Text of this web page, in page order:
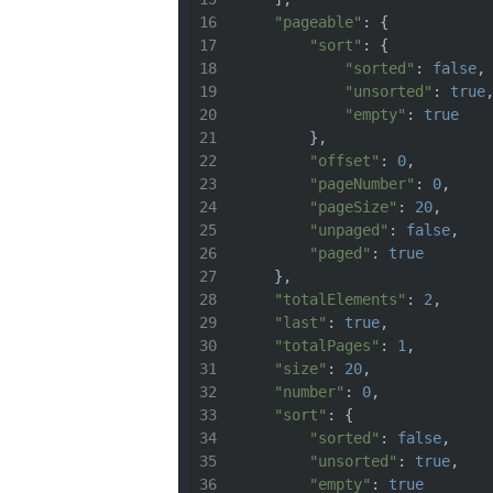
"pageable" : {
"sort" : {
"sorted" : false,
"unsorted" : true,
"empty" : true
        },
"offset" : 0,
"pageNumber" : 0,
"pageSize" : 20,
"unpaged" : false,
"paged" : true
    },
"totalElements" : 2 ,
"last" : true,
"totalPages" : 1 ,
"size" : 20,
"number" : 0,
"sort" : {
"sorted" : false,
"unsorted" : true,
"empty" : true